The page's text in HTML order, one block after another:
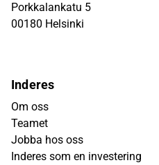
Porkkalankatu 5
00180 Helsinki
Inderes
Om oss
Teamet
Jobba hos oss
Inderes som en investering